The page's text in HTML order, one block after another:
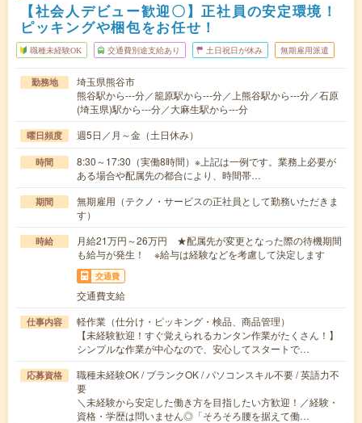
【社会人デビュー歓迎〇】正社員の安定環境！
ピッキングや梱包をお任せ！
職種未経験OK 交通費別途支給あり 土日祝日が休み 無期雇用派遣
勤務地
埼玉県熊谷市
熊谷駅から---分／籠原駅から---分／上熊谷駅から---分／石原
(埼玉県)駅から---分／大麻生駅から---分
曜日頻度 週5日／月～金（土日休み）
時間
8:30～17:30（実働8時間）※上記は一例です。業務上必要が
ある場合や配属先の都合により、時間帯…
期間
無期雇用（テクノ・サービスの正社員として勤務いただきま
す）
時給
月給21万円～26万円 ★配属先が変更となった際の待機期間
も給与が発生！ ※給与は経験などを考慮して決定します
交通費
交通費支給
仕事内容
軽作業（仕分け・ピッキング・検品、商品管理）
【未経験歓迎！すぐ覚えられるカンタン作業がたくさん！】
シンプルな作業が中心なので、安心してスタートで…
応募資格
職種未経験OK / ブランクOK / パソコンスキル不要 / 英語力不
要
＼未経験から安定した働き方を目指したい方歓迎！／経験・
資格・学歴は問いません◎「そろそろ腰を据えて働…